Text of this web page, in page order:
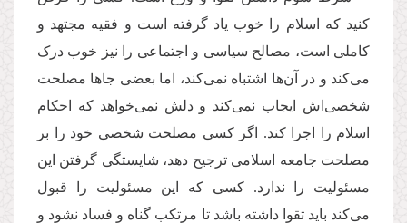
کنید که اسلام را خوب یاد گرفته است و فقیه مجتهد و
کاملی است، مصالح سیاسی و اجتماعی را نیز خوب درک
می‌کند و در آن‌ها اشتباه نمی‌کند، اما بعضی جاها مصلحت
شخصی‌اش ایجاب نمی‌کند و دلش نمی‌خواهد که احکام
اسلام را اجرا کند. اگر کسی مصلحت شخصی خود را بر
مصلحت جامعه اسلامی ترجیح دهد، شایستگی گرفتن این
مسئولیت را ندارد. کسی که این مسئولیت را قبول
می‌کند باید تقوا داشته باشد تا مرتکب گناه و فساد نشود و